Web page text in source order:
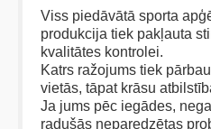
Viss piedāvātā sporta
produkcija tiek pakļauta
kvalitātes kontrolei.
Katrs ražojums tiek
vietās, tāpat krāsu
Ja jums pēc iegādes,
radušās neparedzētas